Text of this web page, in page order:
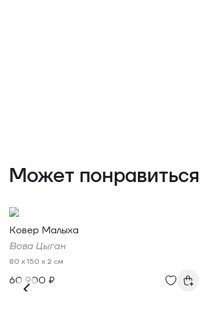
Может понравиться
Ковер Малыха
Вова Цыган
80 x 150 x 2 см
60 900 ₽